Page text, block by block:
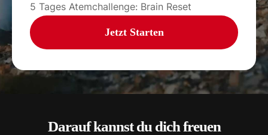
5 Tages Atemchallenge: Brain Reset
Jetzt Starten
Darauf kannst du dich freuen